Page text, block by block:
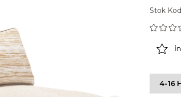
Stok
4-16